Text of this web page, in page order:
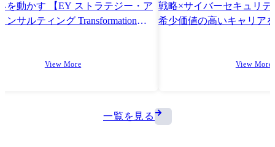
を動かす 【EY ストラテジー・ア
ンサルティング Transformation
View More
戦略×サイバーセキュリ
希少価値の高いキャリア
View More
一覧を見る